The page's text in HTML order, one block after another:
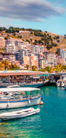
でBillion
ネイ
選ぶ
る
接続
マーサービ